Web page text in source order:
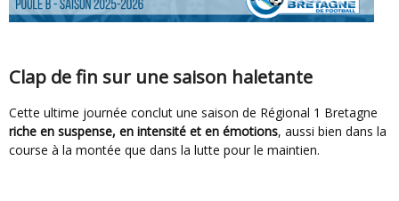
Clap de fin sur une saison haletante
Cette ultime journée conclut une saison de Régional 1 Bretagne
riche en suspense, en intensité et en émotions, aussi bien dans la
course à la montée que dans la lutte pour le maintien.